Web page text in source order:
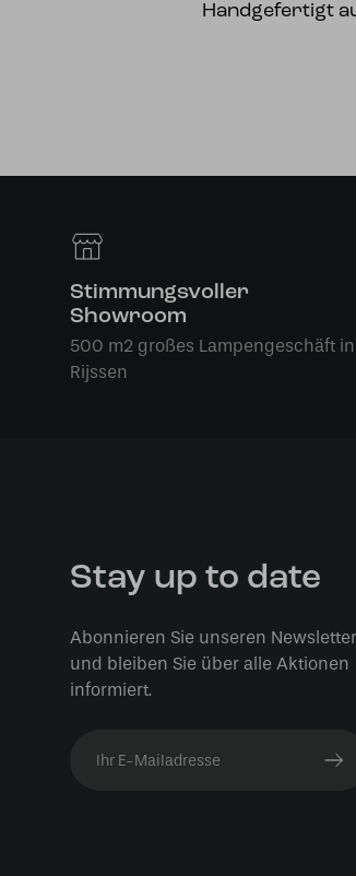
Handgefertigt
Stimmungsvoller
Showroom
500 m2 großes Lampengeschäft in
Rijssen
Stay up to date
Abonnieren Sie unseren Newsletter
und bleiben Sie über alle Aktionen
informiert.